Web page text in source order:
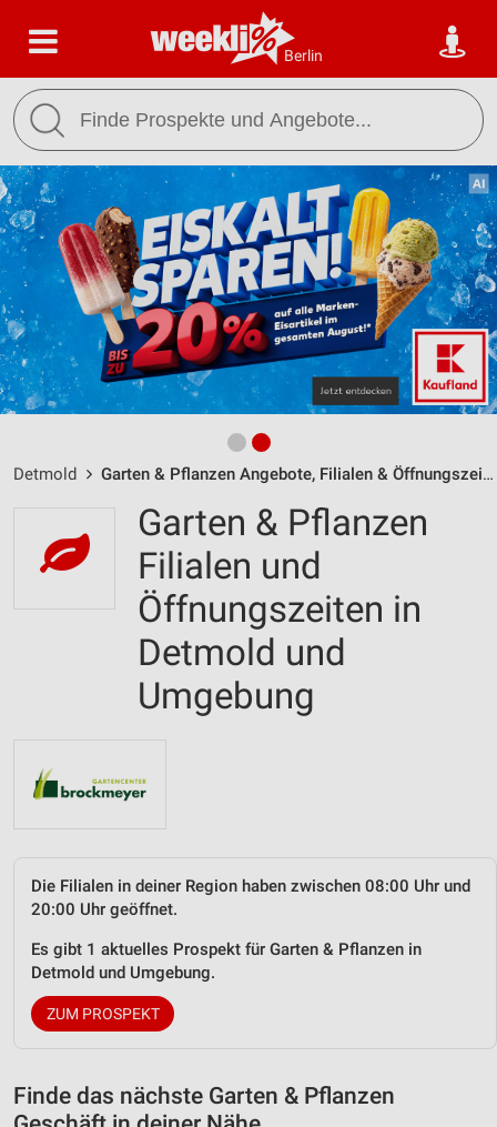
Berlin
Detmold Garten & Pflanzen Angebote, Filialen & Öffnungszeiten
Garten & Pflanzen
Filialen und
Öffnungszeiten in
Detmold und
Umgebung
Die Filialen in deiner Region haben zwischen 08:00 Uhr und
20:00 Uhr geöffnet.
Es gibt 1 aktuelles Prospekt für Garten & Pflanzen in
Detmold und Umgebung.
ZUM PROSPEKT
Finde das nächste Garten & Pflanzen